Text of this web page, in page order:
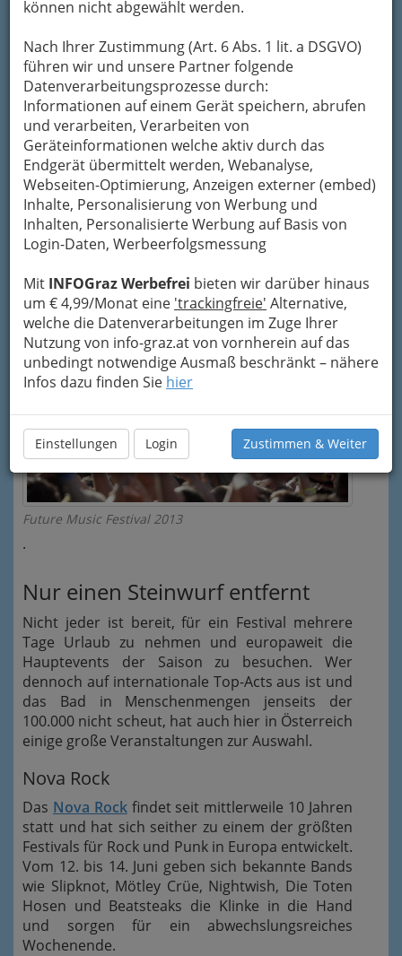
können nicht abgewählt werden.
Nach Ihrer Zustimmung (Art. 6 Abs. 1 lit. a DSGVO)
führen wir und unsere Partner folgende
Datenverarbeitungsprozesse durch:
Informationen auf einem Gerät speichern, abrufen
und verarbeiten, Verarbeiten von
Geräteinformationen welche aktiv durch das
Endgerät übermittelt werden, Webanalyse,
Webseiten-Optimierung, Anzeigen externer (embed)
Inhalte, Personalisierung von Werbung und
Inhalten, Personalisierte Werbung auf Basis von
Login-Daten, Werbeerfolgsmessung
Mit INFOGraz Werbefrei bieten wir darüber hinaus
um € 4,99/Monat eine 'trackingfreie' Alternative,
welche die Datenverarbeitungen im Zuge Ihrer
Nutzung von info-graz.at von vornherein auf das
unbedingt notwendige Ausmaß beschränkt – nähere
Infos dazu finden Sie hier
Einstellungen Login Zustimmen & Weiter
Headlinern oder besonders innovativen
abzuheben. Für alle Feierwütigen, die noch
vollkommen orientierungslos sind, wollen wir
deshalb einige der herausragenden Festivals des
Sommers vorstellen.
Future Music Festival 2013
.
Nur einen Steinwurf entfernt
Nicht jeder ist bereit, für ein Festival mehrere
Tage Urlaub zu nehmen und europaweit die
Hauptevents der Saison zu besuchen. Wer
dennoch auf internationale Top-Acts aus ist und
das Bad in Menschenmengen jenseits der
100.000 nicht scheut, hat auch hier in Österreich
einige große Veranstaltungen zur Auswahl.
Nova Rock
Das Nova Rockfindet seit mittlerweile 10 Jahren
statt und hat sich seither zu einem der größten
Festivals für Rock und Punk in Europa entwickelt.
Vom 12. bis 14. Juni geben sich bekannte Bands
wie Slipknot, Mötley Crüe, Nightwish, Die Toten
Hosen und Beatsteaks die Klinke in die Hand
und sorgen für ein abwechslungsreiches
Wochenende.